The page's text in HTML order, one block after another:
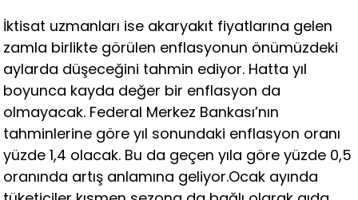
İktisat uzmanları ise akaryakıt fiyatlarına gelen
zamla birlikte görülen enflasyonun önümüzdeki
aylarda düşeceğini tahmin ediyor. Hatta yıl
boyunca kayda değer bir enflasyon da
olmayacak. Federal Merkez Bankası’nın
tahminlerine göre yıl sonundaki enflasyon oranı
yüzde 1,4 olacak. Bu da geçen yıla göre yüzde 0,5
oranında artış anlamına geliyor.Ocak ayında